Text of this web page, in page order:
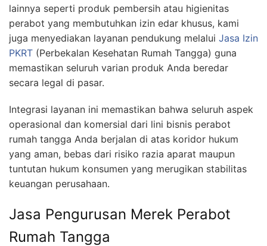
lainnya seperti produk pembersih atau higienitas
perabot yang membutuhkan izin edar khusus, kami
juga menyediakan layanan pendukung melalui Jasa Izin
PKRT (Perbekalan Kesehatan Rumah Tangga) guna
memastikan seluruh varian produk Anda beredar
secara legal di pasar.
Integrasi layanan ini memastikan bahwa seluruh aspek
operasional dan komersial dari lini bisnis perabot
rumah tangga Anda berjalan di atas koridor hukum
yang aman, bebas dari risiko razia aparat maupun
tuntutan hukum konsumen yang merugikan stabilitas
keuangan perusahaan.
Jasa Pengurusan Merek Perabot
Rumah Tangga